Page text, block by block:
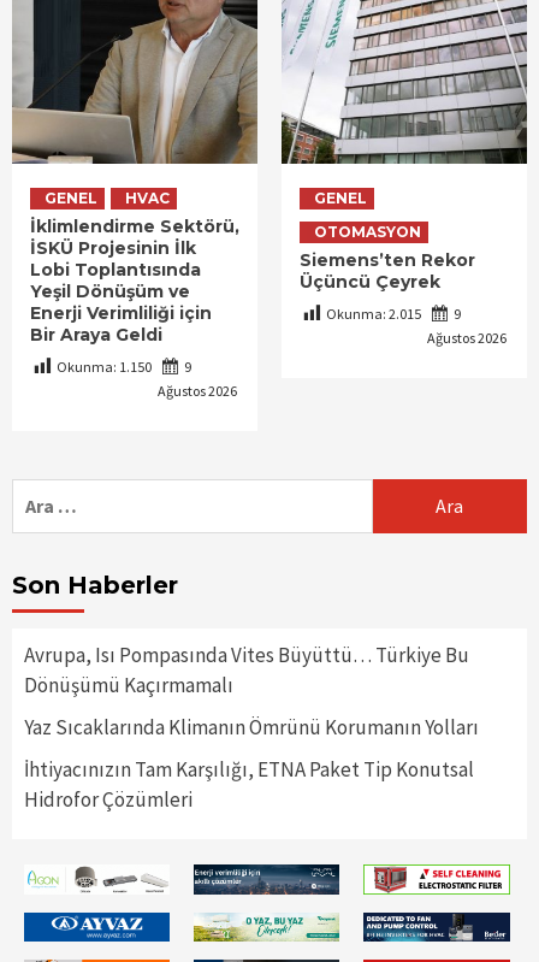
GENEL HVAC
İklimlendirme Sektörü,
İSKÜ Projesinin İlk
Lobi Toplantısında
Yeşil Dönüşüm ve
Enerji Verimliliği için
Bir Araya Geldi
Okunma: 1.150
9
Ağustos 2026
GENEL
OTOMASYON
Siemens’ten Rekor
Üçüncü Çeyrek
Okunma: 2.015
9
Ağustos 2026
Son Haberler
Avrupa, Isı Pompasında Vites Büyüttü… Türkiye Bu
Dönüşümü Kaçırmamalı
Yaz Sıcaklarında Klimanın Ömrünü Korumanın Yolları
İhtiyacınızın Tam Karşılığı, ETNA Paket Tip Konutsal
Hidrofor Çözümleri